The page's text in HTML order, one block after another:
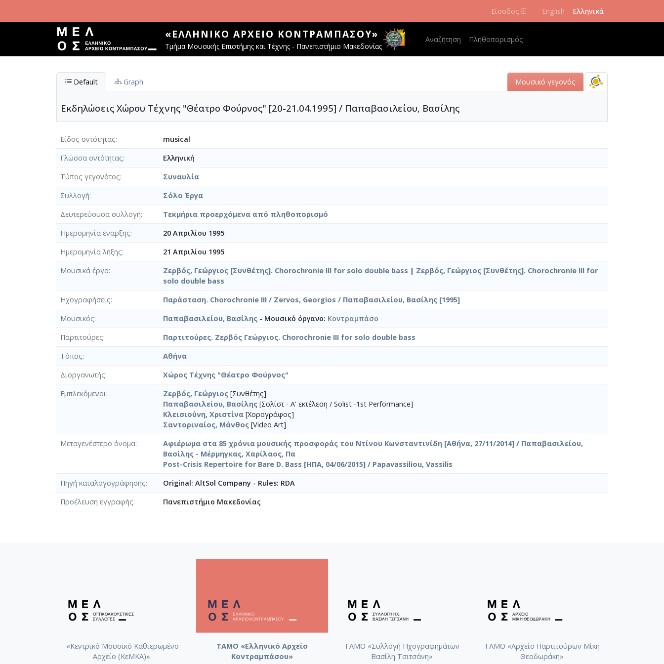
Είσοδος English Ελληνικά
«ΕΛΛΗΝΙΚΌ ΑΡΧΕΊΟ ΚΟΝΤΡΑΜΠΆΣΟΥ»
Τμήμα Μουσικής Επιστήμης και Τέχνης - Πανεπιστήμιο Μακεδονίας
Main navigation
Αναζήτηση Πληθοπορισμός
Default Graph Μουσικό γεγονός
Εκδηλώσεις Χώρου Τέχνης "Θέατρο Φούρνος" [20-21.04.1995] / Παπαβασιλείου, Βασίλης
Είδος οντότητας
musical
Γλώσσα οντότητας
Ελληνική
Τύπος γεγονότος
Συναυλία
Συλλογή
Σόλο Έργα
Δευτερεύουσα συλλογή
Τεκμήρια προερχόμενα από πληθοπορισμό
Ημερομηνία έναρξης
20 Απριλίου 1995
Ημερομηνία λήξης
21 Απριλίου 1995
Μουσικά έργα
Ζερβός, Γεώργιος [Συνθέτης]. Chorochronie III for solo double bass | Ζερβός, Γεώργιος [Συνθέτης]. Chorochronie III for
solo double bass
Ηχογραφήσεις
Παράσταση. Chorochronie III / Zervos, Georgios / Παπαβασιλείου, Βασίλης [1995]
Μουσικός
Παπαβασιλείου, Βασίλης - Μουσικό όργανο: Κοντραμπάσο
Παρτιτούρες
Παρτιτούρες. Ζερβός Γεώργιος. Chorochronie III for solo double bass
Τόπος
Αθήνα
Διοργανωτής
Χώρος Τέχνης "Θέατρο Φούρνος"
Εμπλεκόμενοι
Ζερβός, Γεώργιος [Συνθέτης]
Παπαβασιλείου, Βασίλης [Σολίστ - A' εκτέλεση / Solist -1st Performance]
Κλεισιούνη, Χριστίνα [Χορογράφος]
Σαντοριναίος, Μάνθος [Video Art]
Μεταγενέστερο όνομα
Αφιέρωμα στα 85 χρόνια μουσικής προσφοράς του Ντίνου Κωνσταντινίδη [Αθήνα, 27/11/2014] / Παπαβασιλείου,
Βασίλης - Μέρμηγκας, Χαρίλαος, Πα
Post-Crisis Repertoire for Bare D. Bass [ΗΠΑ, 04/06/2015] / Papavassiliou, Vassilis
Πηγή καταλογογράφησης
Original: AltSol Company - Rules: RDA
Προέλευση εγγραφής
Πανεπιστήμιο Μακεδονίας
«Κεντρικό Μουσικό Καθιερωμένο
Αρχείο (ΚεΜΚΑ)».
ΤΑΜΟ «Ελληνικό Αρχείο
Κοντραμπάσου»
ΤΑΜΟ «Συλλογή Ηχογραφημάτων
Βασίλη Τσιτσάνη»
ΤΑΜΟ «Αρχείο Παρτιτούρων Μίκη
Θεοδωράκη»